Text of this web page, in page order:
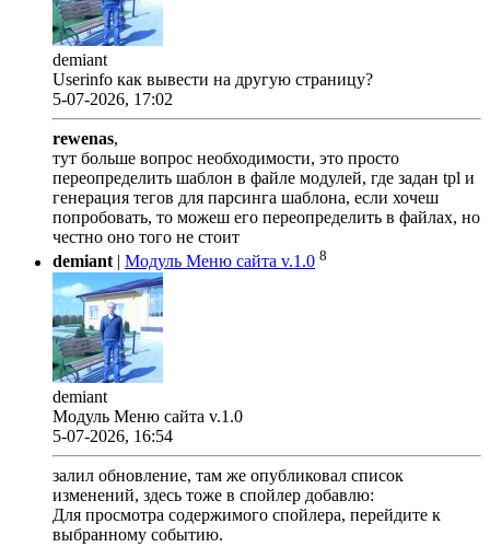
demiant
Userinfo как вывести на другую страницу?
5-07-2026, 17:02
rewenas,
тут больше вопрос необходимости, это просто
переопределить шаблон в файле модулей, где задан tpl и
генерация тегов для парсинга шаблона, если хочеш
попробовать, то можеш его переопределить в файлах, но
честно оно того не стоит
demiant| Модуль Меню сайта v.1.0 8
demiant
Модуль Меню сайта v.1.0
5-07-2026, 16:54
залил обновление, там же опубликовал список
изменений, здесь тоже в спойлер добавлю:
Для просмотра содержимого спойлера, перейдите к
выбранному событию.